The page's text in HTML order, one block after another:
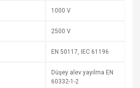
1000 V
2500 V
EN 50117, IEC 61196
Düşey alev yayılma EN
60332-1-2